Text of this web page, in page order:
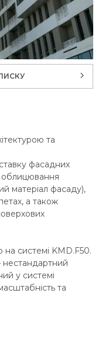
та
фасадних
облицювання
матеріал фасаду),
а також
на системі KMD.F50.
нестандартний
у системі
та